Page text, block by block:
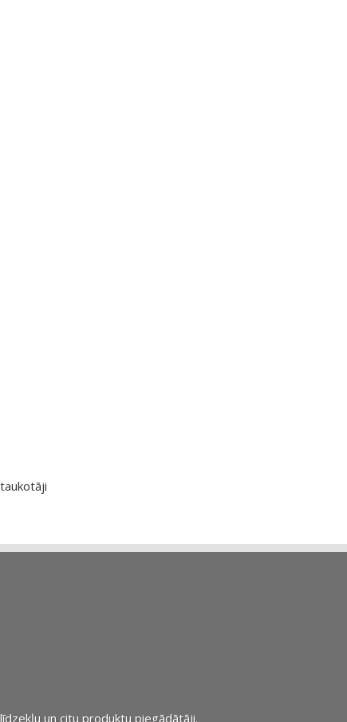
un citu produktu piegādātāji.